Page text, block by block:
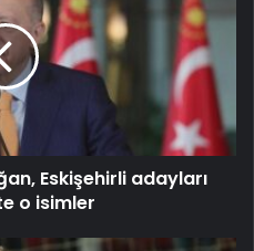
Eskişehirli adayları
o isimler